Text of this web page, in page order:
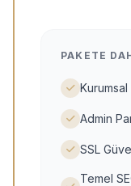
PAKETE
Admin
SSL
Temel